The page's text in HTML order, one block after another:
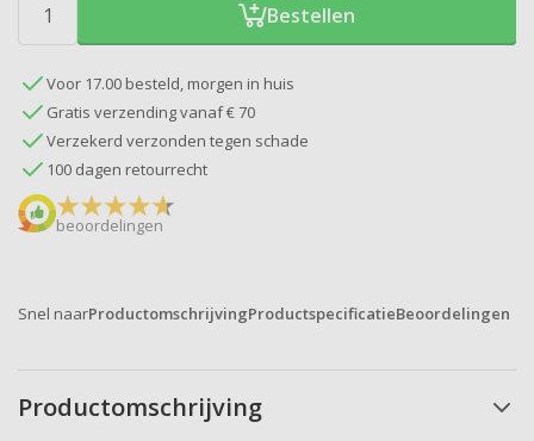
Bestellen
Voor 17.00 besteld, morgen in huis
Gratis verzending vanaf € 70
Verzekerd verzonden tegen schade
100 dagen retourrecht
beoordelingen
Snel naarProductomschrijvingProductspecificatieBeoordelingen
Productomschrijving